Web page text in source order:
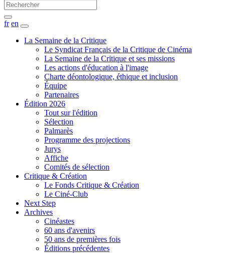
fr en
La Semaine de la Critique
Le Syndicat Français de la Critique de Cinéma
La Semaine de la Critique et ses missions
Les actions d'éducation à l'image
Charte déontologique, éthique et inclusion
Équipe
Partenaires
Édition 2026
Tout sur l'édition
Sélection
Palmarès
Programme des projections
Jurys
Affiche
Comités de sélection
Critique & Création
Le Fonds Critique & Création
Le Ciné-Club
Next Step
Archives
Cinéastes
60 ans d'avenirs
50 ans de premières fois
Éditions précédentes